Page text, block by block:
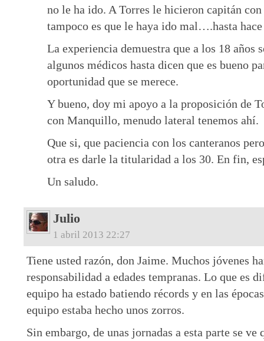
no le ha ido. A Torres le hicieron capitán con
tampoco es que le haya ido mal….hasta
La experiencia demuestra que a los 18 años
algunos médicos hasta dicen que es bueno
oportunidad que se merece.
Y bueno, doy mi apoyo a la proposición de
con Manquillo, menudo lateral tenemos ahí.
Que si, que paciencia con los canteranos
otra es darle la titularidad a los 30. En fin,
Un saludo.
Julio
1 abril 2013 22:27
Tiene usted razón, don Jaime. Muchos jóvenes
responsabilidad a edades tempranas. Lo que es
equipo ha estado batiendo récords y en las
equipo estaba hecho unos zorros.
Sin embargo, de unas jornadas a esta parte se